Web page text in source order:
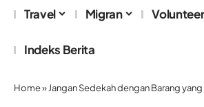
Travel Migran Volunteer
Indeks Berita
Home» Jangan Sedekah dengan Barang